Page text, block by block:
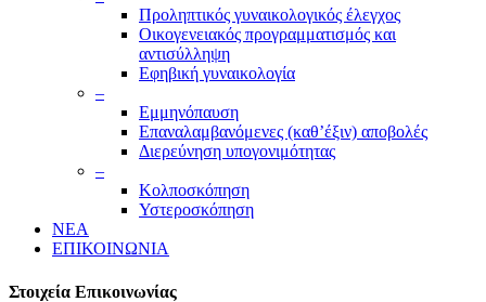
Προληπτικός γυναικολογικός έλεγχος
Οικογενειακός προγραμματισμός και
αντισύλληψη
Εφηβική γυναικολογία
–
Εμμηνόπαυση
Επαναλαμβανόμενες (καθ’έξιν) αποβολές
Διερεύνηση υπογονιμότητας
–
Κολποσκόπηση
Υστεροσκόπηση
ΝΕΑ
ΕΠΙΚΟΙΝΩΝΙΑ
Στοιχεία Επικοινωνίας